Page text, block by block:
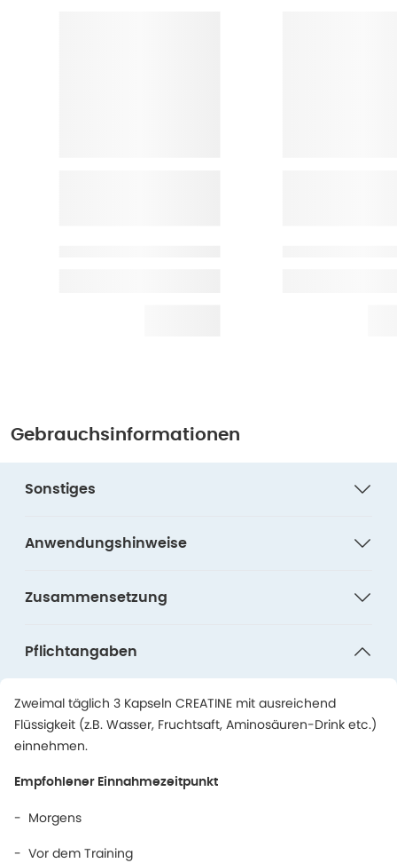
Gebrauchsinformationen
Sonstiges
Anwendungshinweise
Zusammensetzung
Pflichtangaben
Zweimal täglich 3 Kapseln CREATINE mit ausreichend
Flüssigkeit (z.B. Wasser, Fruchtsaft, Aminosäuren-Drink etc.)
einnehmen.
Empfohlener Einnahmezeitpunkt
- Morgens
- Vor dem Training